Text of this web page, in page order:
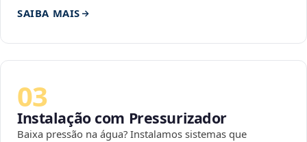
SAIBA MAIS
03
Instalação com Pressurizador
Baixa pressão na água? Instalamos sistemas que